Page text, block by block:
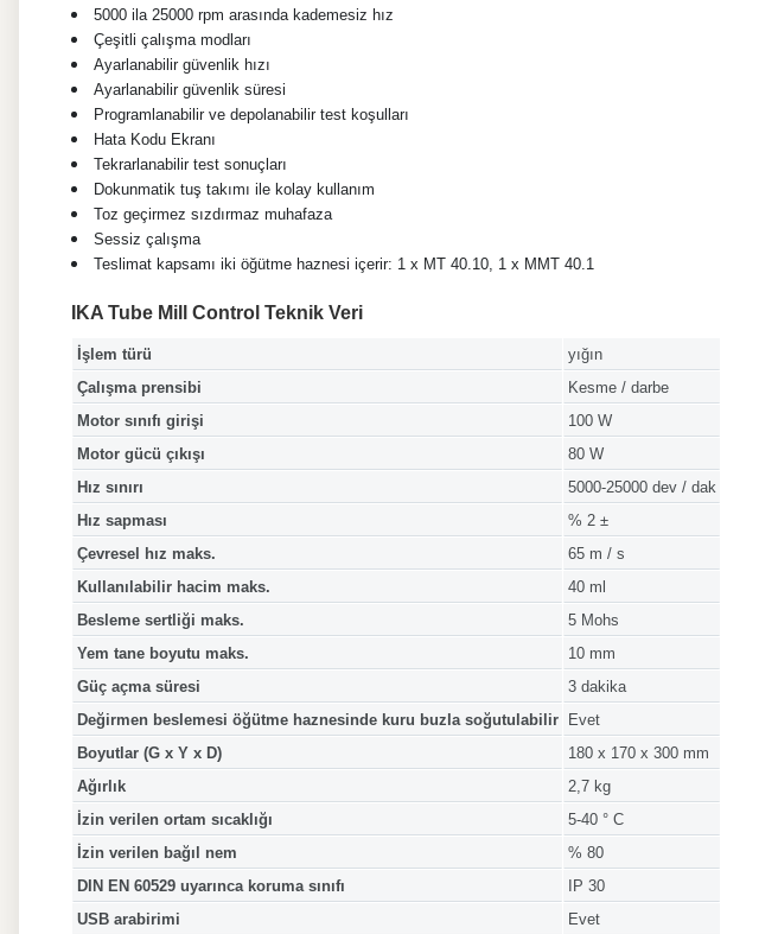
5000 ila 25000 rpm arasında kademesiz hız
Çeşitli çalışma modları
Ayarlanabilir güvenlik hızı
Ayarlanabilir güvenlik süresi
Programlanabilir ve depolanabilir test koşulları
Hata Kodu Ekranı
Tekrarlanabilir test sonuçları
Dokunmatik tuş takımı ile kolay kullanım
Toz geçirmez sızdırmaz muhafaza
Sessiz çalışma
Teslimat kapsamı iki öğütme haznesi içerir: 1 x MT 40.10, 1 x MMT 40.1
IKA Tube Mill Control Teknik Veri
İşlem türü
yığın
Çalışma prensibi
Kesme / darbe
Motor sınıfı girişi
100 W
Motor gücü çıkışı
80 W
Hız sınırı
5000-25000 dev / dak
Hız sapması
% 2 ±
Çevresel hız maks.
65 m / s
Kullanılabilir hacim maks.
40 ml
Besleme sertliği maks.
5 Mohs
Yem tane boyutu maks.
10 mm
Güç açma süresi
3 dakika
Değirmen beslemesi öğütme haznesinde kuru buzla soğutulabilir
Evet
Boyutlar (G x Y x D)
180 x 170 x 300 mm
Ağırlık
2,7 kg
İzin verilen ortam sıcaklığı
5-40 ° C
İzin verilen bağıl nem
% 80
DIN EN 60529 uyarınca koruma sınıfı
IP 30
USB arabirimi
Evet